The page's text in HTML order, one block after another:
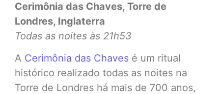
Cerimônia das Chaves, Torre de
Londres, Inglaterra
Todas as noites às 21h53
A Cerimônia das Chaves é um ritual
histórico realizado todas as noites na
Torre de Londres há mais de 700 anos,